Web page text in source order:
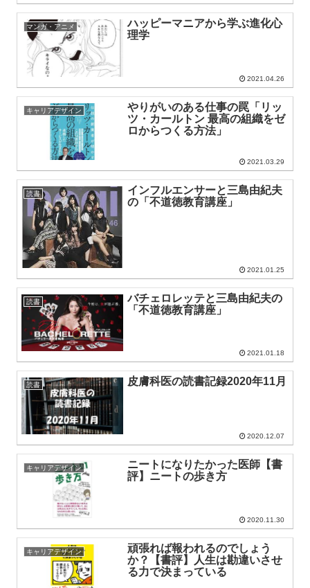
マンガ・アニメ
ハッピーマニアから学ぶ進化心
理学
2021.04.26
キャリアデザイン
やりがいのある仕事の罠「リッ
ツ・カールトン 最高の組織をゼ
ロからつくる方法」
2021.03.29
読書
インフルエンサーと三島由紀夫
の「不道徳教育講座」
2021.01.25
読書
バチェロレッテと三島由紀夫の
「不道徳教育講座」
2021.01.18
読書 皮膚科医の読書記録2020年11月
2020.12.07
キャリアデザイン
ニートになりたかった医師【書
評】ニートの歩き方
2020.11.30
キャリアデザイン
頑張れば報われるのでしょう
か？【書評】人生は勘違いさせ
る力で決まっている